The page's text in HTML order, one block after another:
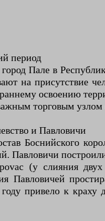
период
Пале в
на присутствие
освоению
торговым узлом
и Павловичи
Боснийского
Павловичи
(у слияния
Павловичей
году привело к